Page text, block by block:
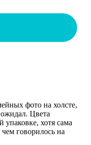
фото на холсте,
Цвета
упаковке, хотя сама
чем говорилось на